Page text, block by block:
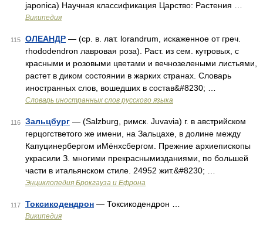
japonica) Научная классификация Царство: Растения …
Википедия
115 ОЛЕАНДР — (ср. в. лат. lorandrum, искаженное от греч.
rhododendron лавровая роза). Раст. из сем. кутровых, с
красными и розовыми цветами и вечнозелеными листьями,
растет в диком состоянии в жарких странах. Словарь
иностранных слов, вошедших в состав&#8230; …
Словарь иностранных слов русского языка
116 Зальцбург — (Salzburg, римск. Juvavia) г. в австрийском
герцогстветого же имени, на Зальцахе, в долине между
Капуцинербергом иМёнхсбергом. Прежние архиепископы
украсили З. многими прекраснымизданиями, по большей
части в итальянском стиле. 24952 жит.&#8230; …
Энциклопедия Брокгауза и Ефрона
117 Токсикодендрон — Токсикодендрон …
Википедия